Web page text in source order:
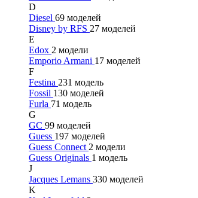
D
Diesel 69 моделей
Disney by RFS 27 моделей
E
Edox 2 модели
Emporio Armani 17 моделей
F
Festina 231 модель
Fossil 130 моделей
Furla 71 модель
G
GC 99 моделей
Guess 197 моделей
Guess Connect 2 модели
Guess Originals 1 модель
J
Jacques Lemans 330 моделей
K